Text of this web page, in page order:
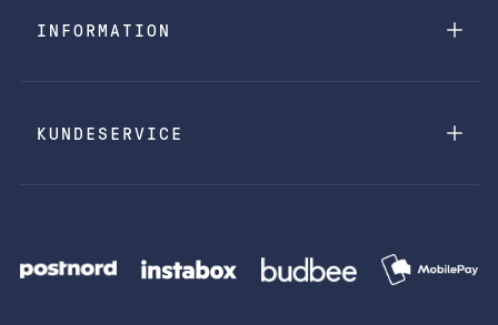
INFORMATION
KUNDESERVICE